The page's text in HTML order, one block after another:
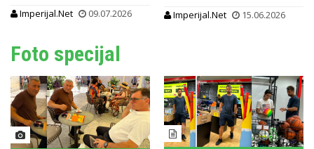
Imperijal.Net 09.07.2026 Imperijal.Net 15.06.2026
Foto specijal